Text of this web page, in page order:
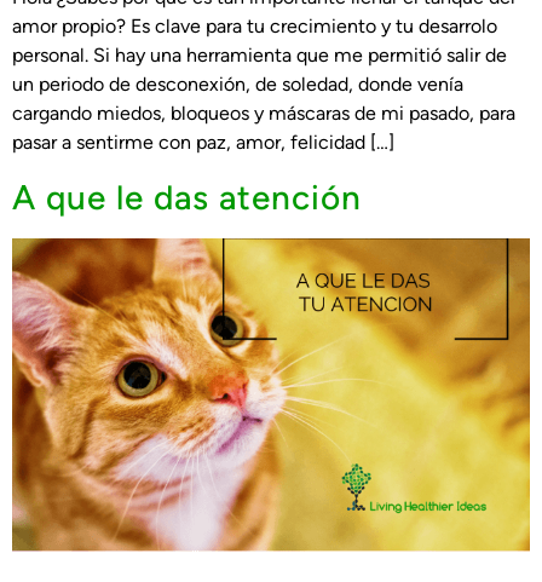
amor propio? Es clave para tu crecimiento y tu desarrolo
personal. Si hay una herramienta que me permitió salir de
un periodo de desconexión, de soledad, donde venía
cargando miedos, bloqueos y máscaras de mi pasado, para
pasar a sentirme con paz, amor, felicidad […]
A que le das atención